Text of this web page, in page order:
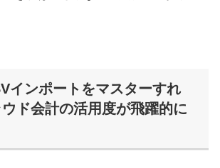
インポートをマスターすれ
ド会計の活用度が飛躍的に